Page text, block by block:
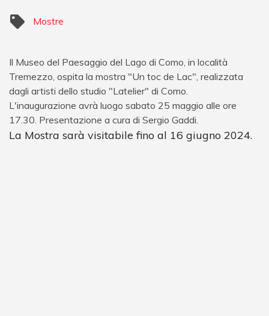
Mostre
Il Museo del Paesaggio del Lago di Como, in località
Tremezzo, ospita la mostra "Un toc de Lac", realizzata
dagli artisti dello studio "Latelier" di Como.
L'inaugurazione avrà luogo sabato 25 maggio alle ore
17.30. Presentazione a cura di Sergio Gaddi.
La Mostra sarà visitabile fino al 16 giugno 2024.